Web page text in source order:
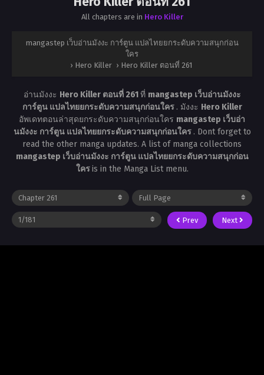
All chapters are in Hero Killer
mangastep เว็บอ่านมังงะ การ์ตูน แปลไทยยกระดับความสนุกก่อน
ใคร
› Hero Killer › Hero Killer ตอนที่ 261
อ่านมังงะ Hero Killer ตอนที่ 261ที่ mangastep เว็บอ่านมังงะ
การ์ตูน แปลไทยยกระดับความสนุกก่อนใคร . มังงะ Hero Killer
อัพเดทตอนล่าสุดยกระดับความสนุกก่อนใคร mangastep เว็บอ่า
นมังงะ การ์ตูน แปลไทยยกระดับความสนุกก่อนใคร . Dont forget to
read the other manga updates. A list of manga collections
mangastep เว็บอ่านมังงะ การ์ตูน แปลไทยยกระดับความสนุกก่อน
ใครis in the Manga List menu.
Prev Next